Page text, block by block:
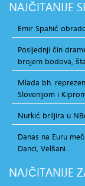
NAJČITANIJE
Emir Spahić
Posljednji čin
brojem bodova,
Mlada bh.
Slovenijom i
Nurkić briljira u
Danas na Euru
Danci, Velšani...
NAJČITANIJE